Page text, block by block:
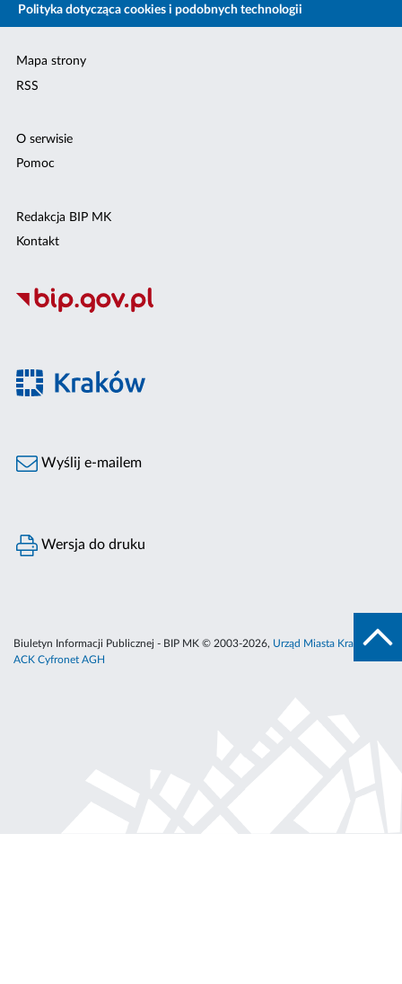
Polityka dotycząca cookies i podobnych technologii
Mapa strony
RSS
O serwisie
Pomoc
Redakcja BIP MK
Kontakt
Wyślij e-mailem
Wersja do druku
Biuletyn Informacji Publicznej - BIP MK © 2003-2026, Urząd Miasta Krakowa
ACK Cyfronet AGH